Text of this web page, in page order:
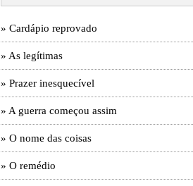
» Cardápio reprovado
» As legítimas
» Prazer inesquecível
» A guerra começou assim
» O nome das coisas
» O remédio